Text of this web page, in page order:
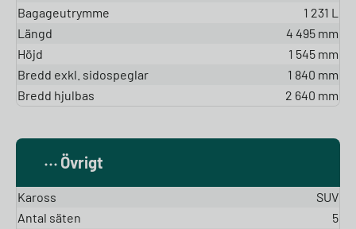
Bagageutrymme
1 231 L
Längd
4 495 mm
Höjd
1 545 mm
Bredd exkl. sidospeglar
1 840 mm
Bredd hjulbas
2 640 mm
Övrigt
Kaross
SUV
Antal säten
5